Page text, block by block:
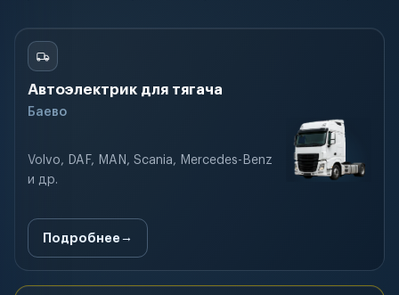
Автоэлектрик для тягача
Баево
Volvo, DAF, MAN, Scania, Mercedes-Benz
и др.
Подробнее